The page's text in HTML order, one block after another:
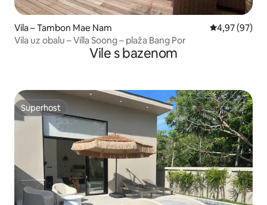
Vila – Tambon Mae Nam Prosječna
4,97 (97)
Vila uz obalu – Villa Soong – plaža Bang Por
Vile s bazenom
Superhost
Superhost